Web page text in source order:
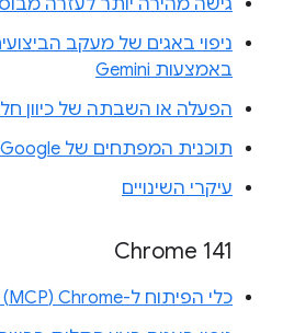
ניפוי באגים של מעקב
באמצעות Gemini
הפעלה או השבתה של כיוון
תוכנית המפתחים של Google
עיקרי השינויים
Chrome 141
כלי הפיתוח ל-Chrome‏ (MCP) לסוכן ה-AI